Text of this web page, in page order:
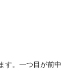
。一つ目が